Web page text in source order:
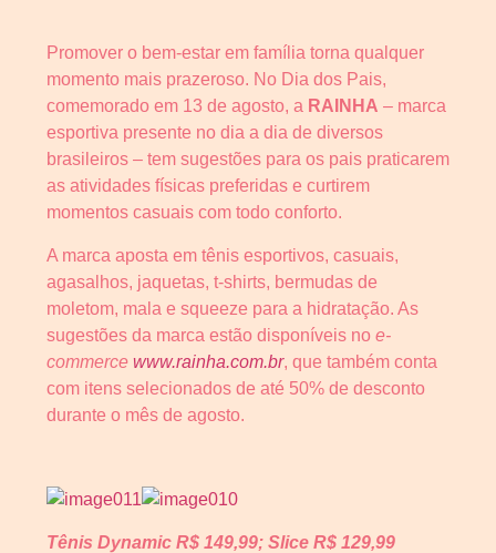
Promover o bem-estar em família torna qualquer
momento mais prazeroso. No Dia dos Pais,
comemorado em 13 de agosto, a RAINHA – marca
esportiva presente no dia a dia de diversos
brasileiros – tem sugestões para os pais praticarem
as atividades físicas preferidas e curtirem
momentos casuais com todo conforto.
A marca aposta em tênis esportivos, casuais,
agasalhos, jaquetas, t-shirts, bermudas de
moletom, mala e squeeze para a hidratação. As
sugestões da marca estão disponíveis no e-
commerce www.rainha.com.br, que também conta
com itens selecionados de até 50% de desconto
durante o mês de agosto.
Tênis Dynamic R$ 149,99; Slice R$ 129,99